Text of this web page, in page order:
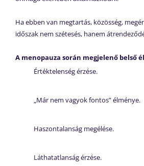
Ha ebben van megtartás, közösség,
időszak nem szétesés, hanem
A menopauza során megjelenő belső
Értéktelenség érzése.
„Már nem vagyok fontos” élménye.
Haszontalanság megélése.
Láthatatlanság érzése.